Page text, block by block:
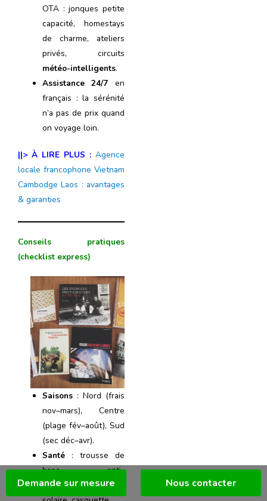
OTA : jonques petite
capacité, homestays
de charme, ateliers
privés, circuits
météo-intelligents.
Assistance 24/7 en
français : la sérénité
n’a pas de prix quand
on voyage loin.
||> À LIRE PLUS : Agence
locale francophone Vietnam
Cambodge Laos : avantages
& garanties
Conseils pratiques
(checklist express)
Saisons : Nord (frais
nov–mars), Centre
(plage fév–août), Sud
(sec déc–avr).
Santé : trousse de
base, anti-
moustiques, crème
Demande sur mesure Nous contacter